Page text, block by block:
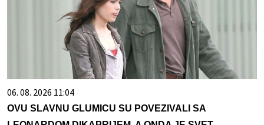
06. 08. 2026 11:04
OVU SLAVNU GLUMICU SU POVEZIVALI SA